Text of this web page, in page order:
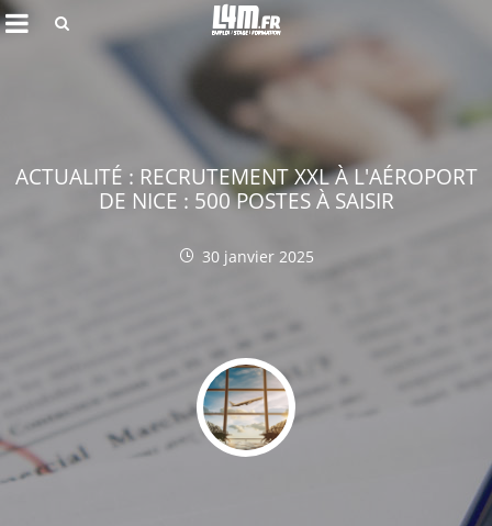
ACTUALITÉ : RECRUTEMENT XXL À L'AÉROPORT
DE NICE : 500 POSTES À SAISIR
30 janvier 2025